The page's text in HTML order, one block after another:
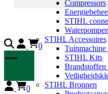
Compressors
STIHL
Waterpompen
STIHL Accessoires
Tuinmachine
STIHL Kits
Brandstoffen
STIHL Bronnen
0
0